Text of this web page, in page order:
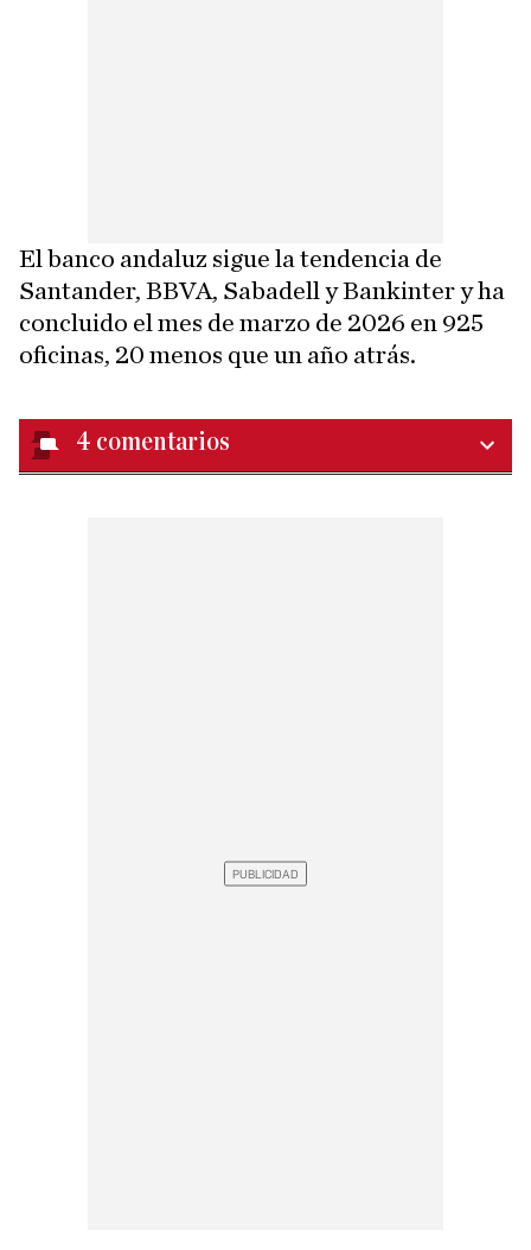
El banco andaluz sigue la tendencia de
Santander, BBVA, Sabadell y Bankinter y ha
concluido el mes de marzo de 2026 en 925
oficinas, 20 menos que un año atrás.
4 comentarios